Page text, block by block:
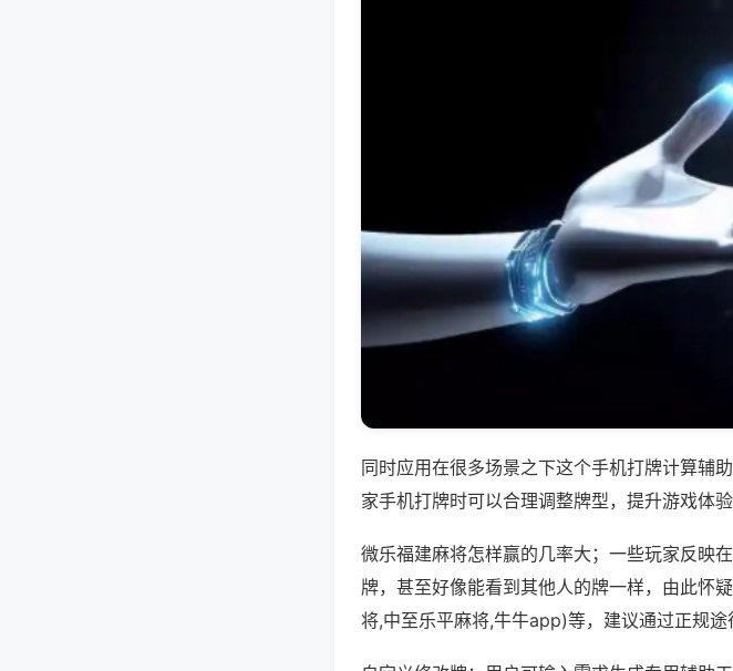
同时应用在很多场景之下这个手机打牌计算辅
家手机打牌时可以合理调整牌型，提升游戏体
微乐福建麻将怎样赢的几率大；一些玩家反映
牌，甚至好像能看到其他人的牌一样，由此怀
将,中至乐平麻将,牛牛app)等，建议通过正规途